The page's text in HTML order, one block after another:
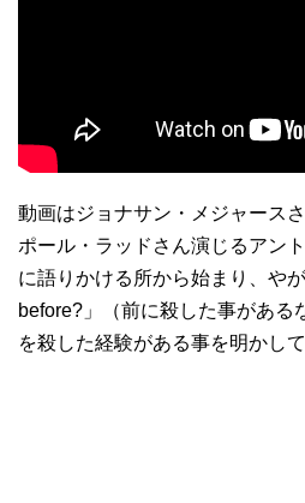
動画はジョナサン・メジャース
ポール・ラッドさん演じるアン
に語りかける所から始まり、や
before?」（前に殺した事がある
を殺した経験がある事を明かして